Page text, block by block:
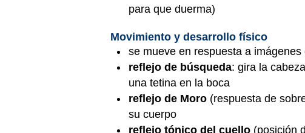
para que duerma)
Movimiento y desarrollo físico
se mueve en respuesta a imágenes
reflejo de búsqueda: gira la
una tetina en la boca
reflejo de Moro (respuesta de
su cuerpo
reflejo tónico del cuello (posición